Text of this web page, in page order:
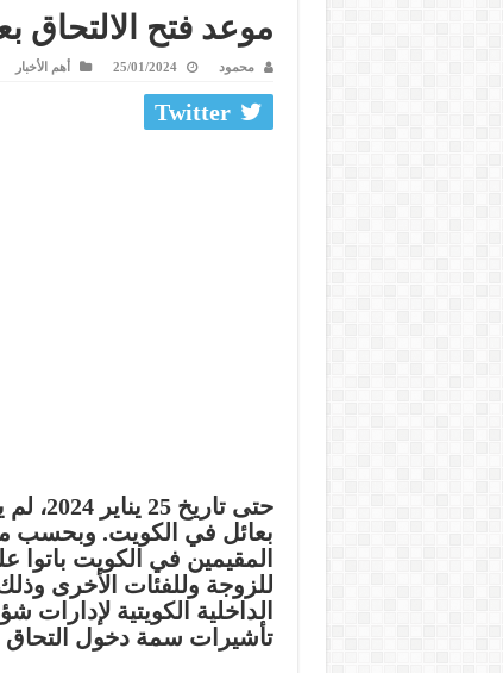
موعد فتح الالتحاق
محمود 25/01/2024 أهم الأخبار
Twitter
حتى
بعائل في الكويت. وبحسب
المقيمين في الكويت باتوا
للزوجة وللفئات الأخرى
الداخلية الكويتية
تأشيرات سمة دخول التحاق